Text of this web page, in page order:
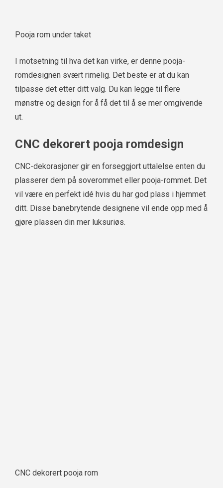
Pooja rom under taket
I motsetning til hva det kan virke, er denne pooja-
romdesignen svært rimelig. Det beste er at du kan
tilpasse det etter ditt valg. Du kan legge til flere
mønstre og design for å få det til å se mer omgivende
ut.
CNC dekorert pooja romdesign
CNC-dekorasjoner gir en forseggjort uttalelse enten du
plasserer dem på soverommet eller pooja-rommet. Det
vil være en perfekt idé hvis du har god plass i hjemmet
ditt. Disse banebrytende designene vil ende opp med å
gjøre plassen din mer luksuriøs.
CNC dekorert pooja rom